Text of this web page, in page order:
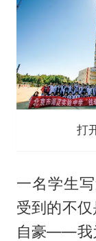
打
一名学生
受到的不
自豪——我